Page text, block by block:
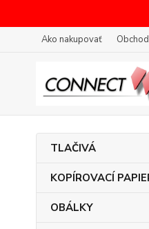
Ako nakupovať
TLAČIVÁ
KOPÍROVACÍ
OBÁLKY